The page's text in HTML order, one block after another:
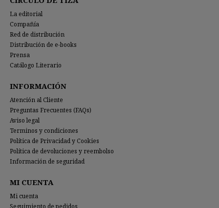
La editorial
Compañía
Red de distribución
Distribución de e-books
Prensa
Catálogo Literario
INFORMACIÓN
Atención al Cliente
Preguntas Frecuentes (FAQs)
Aviso legal
Terminos y condiciones
Política de Privacidad y Cookies
Política de devoluciones y reembolso
Información de seguridad
MI CUENTA
Mi cuenta
Seguimiento de pedidos